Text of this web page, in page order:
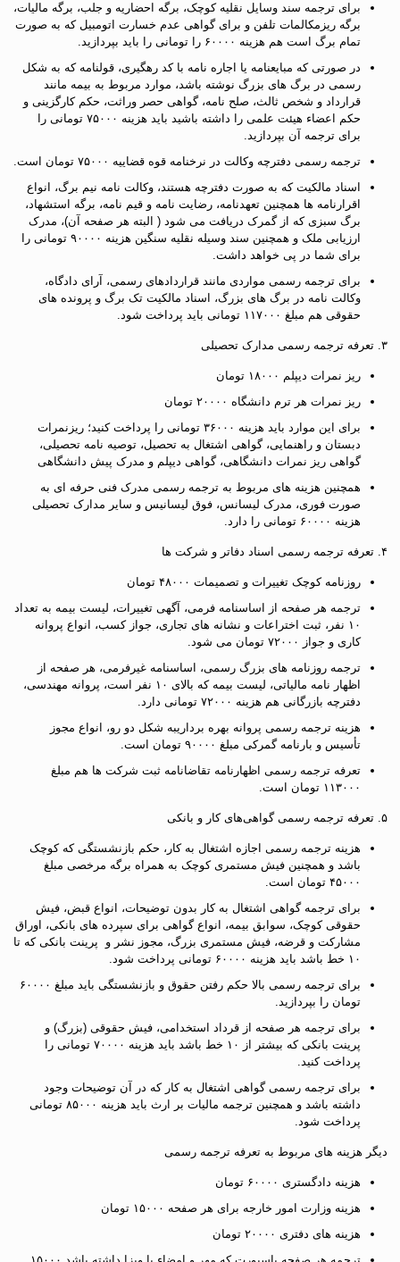
برای ترجمه سند وسایل نقلیه کوچک، برگه احضاریه و جلب، برگه مالیات،
برگه ریزمکالمات تلفن و برای گواهی عدم خسارت اتومبیل که به صورت
تمام برگ است هم هزینه ۶۰۰۰۰ را تومانی را باید بپردازید.
در صورتی که مبایعنامه یا اجاره نامه با کد رهگیری، قولنامه که به شکل
رسمی در برگ های بزرگ نوشته باشد، موارد مربوط به بیمه مانند
قرارداد و شخص ثالث، صلح نامه، گواهی حصر وراثت، حکم کارگزینی و
حکم اعضاء هیئت علمی را داشته باشید باید هزینه ۷۵۰۰۰ تومانی را
برای ترجمه آن بپردازید.
ترجمه رسمی دفترچه وکالت در نرخنامه قوه قضاییه ۷۵۰۰۰ تومان است.
اسناد مالکیت که به صورت دفترچه هستند، وکالت نامه نیم برگ، انواع
اقرارنامه ها همچنین تعهدنامه، رضایت نامه و قیم نامه، برگه استشهاد،
برگ سبزی که از گمرک دریافت می شود ( البته هر صفحه آن)، مدرک
ارزیابی ملک و همچنین سند وسیله نقلیه سنگین هزینه ۹۰۰۰۰ تومانی را
برای شما در پی خواهد داشت.
برای ترجمه رسمی مواردی مانند قراردادهای رسمی، آرای دادگاه،
وکالت نامه در برگ های بزرگ، اسناد مالکیت تک برگ و پرونده های
حقوقی هم مبلغ ۱۱۷۰۰۰ تومانی باید پرداخت شود.
۳. تعرفه ترجمه رسمی مدارک تحصیلی
ریز نمرات دیپلم ۱۸۰۰۰ تومان
ریز نمرات هر ترم دانشگاه ۲۰۰۰۰ تومان
برای این موارد باید هزینه ۳۶۰۰۰ تومانی را پرداخت کنید؛ ریزنمرات
دبستان و راهنمایی، گواهی اشتغال به تحصیل، توصیه نامه تحصیلی،
گواهی ریز نمرات دانشگاهی، گواهی دیپلم و مدرک پیش دانشگاهی
همچنین هزینه های مربوط به ترجمه رسمی مدرک فنی حرفه ای به
صورت فوری، مدرک لیسانس، فوق لیسانیس و سایر مدارک تحصیلی
هزینه ۶۰۰۰۰ تومانی را دارد.
۴. تعرفه ترجمه رسمی اسناد دفاتر و شرکت ها
روزنامه کوچک تغییرات و تصمیمات ۴۸۰۰۰ تومان
ترجمه هر صفحه از اساسنامه فرمی، آگهی تغییرات، لیست بیمه به تعداد
۱۰ نفر، ثبت اختراعات و نشانه های تجاری، جواز کسب، انواع پروانه
کاری و جواز ۷۲۰۰۰ تومان می شود.
ترجمه روزنامه های بزرگ رسمی، اساسنامه غیرفرمی، هر صفحه از
اظهار نامه مالیاتی، لیست بیمه که بالای ۱۰ نفر است، پروانه مهندسی،
دفترچه بازرگانی هم هزینه ۷۲۰۰۰ تومانی دارد.
هزینه ترجمه رسمی پروانه بهره برداریبه شکل دو رو، انواع مجوز
تأسیس و بارنامه گمرکی مبلغ ۹۰۰۰۰ تومان است.
تعرفه ترجمه رسمی اظهارنامه تقاضانامه ثبت شرکت ها هم مبلغ
۱۱۳۰۰۰ تومان است.
۵. تعرفه ترجمه رسمی گواهی‌های کار و بانکی
هزینه ترجمه رسمی اجازه اشتغال به کار، حکم بازنشستگی که کوچک
باشد و همچنین فیش مستمری کوچک به همراه برگه مرخصی مبلغ
۴۵۰۰۰ تومان است.
برای ترجمه گواهی اشتغال به کار بدون توضیحات، انواع قبض، فیش
حقوقی کوچک، سوابق بیمه، انواع گواهی برای سپرده های بانکی، اوراق
مشارکت و قرضه، فیش مستمری بزرگ، مجوز نشر و پرینت بانکی که تا
۱۰ خط باشد باید هزینه ۶۰۰۰۰ تومانی پرداخت شود.
برای ترجمه رسمی بالا حکم رفتن حقوق و بازنشستگی باید مبلغ ۶۰۰۰۰
تومان را بپردازید.
برای ترجمه هر صفحه از قرداد استخدامی، فیش حقوقی (بزرگ) و
پرینت بانکی که بیشتر از ۱۰ خط باشد باید هزینه ۷۰۰۰۰ تومانی را
پرداخت کنید.
برای ترجمه رسمی گواهی اشتغال به کار که در آن توضیحات وجود
داشته باشد و همچنین ترجمه مالیات بر ارث باید هزینه ۸۵۰۰۰ تومانی
پرداخت شود.
دیگر هزینه های مربوط به تعرفه ترجمه رسمی
هزینه دادگستری ۶۰۰۰۰ تومان
هزینه وزارت امور خارجه برای هر صفحه ۱۵۰۰۰ تومان
هزینه های دفتری ۲۰۰۰۰ تومان